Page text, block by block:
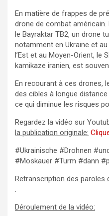
En matière de frappes de
drone de combat
le Bayraktar TB2, un drone
notamment en Ukraine et
l’Est et au Moyen-Orient, le
kamikaze iranien, est
En recourant à ces drones,
des cibles à longue
ce qui diminue les risques
Regardez la vidéo sur
la publication originale:
#Ukrainische #Drohnen
#Moskauer #Turm #dann
Retranscription des paroles
.
Déroulement de la vidéo: